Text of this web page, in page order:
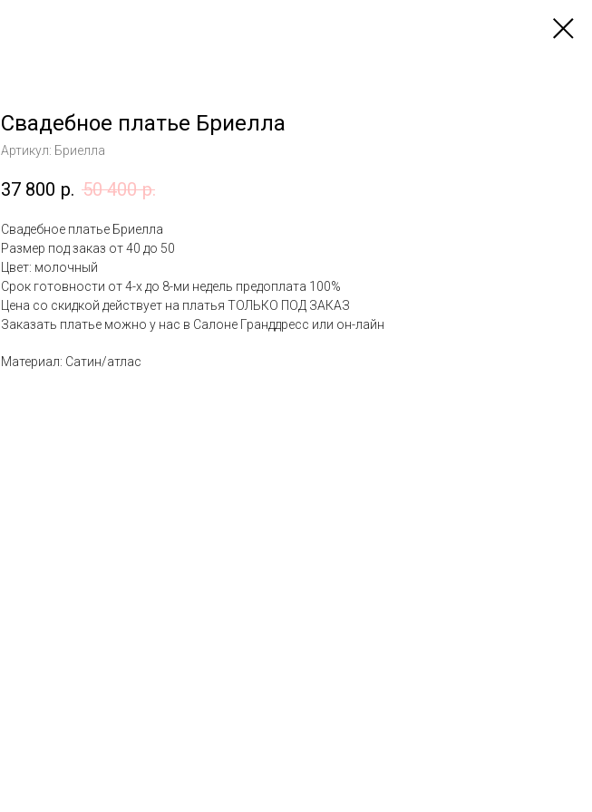
Свадебное платье Бриелла
Артикул: Бриелла
37 800 р. 50 400 р.
Свадебное платье Бриелла
Размер под заказ от 40 до 50
Цвет: молочный
Срок готовности от 4-х до 8-ми недель предоплата 100%
Цена со скидкой действует на платья ТОЛЬКО ПОД ЗАКАЗ
Заказать платье можно у нас в Салоне Гранддресс или он-лайн
Материал: Сатин/атлас